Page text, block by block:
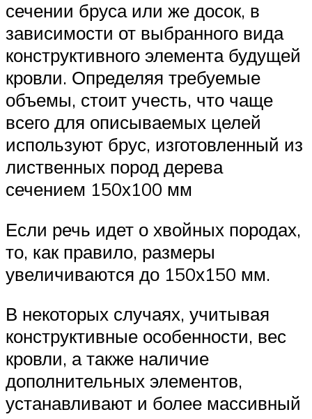
сечении бруса или же досок, в
зависимости от выбранного вида
конструктивного элемента будущей
кровли. Определяя требуемые
объемы, стоит учесть, что чаще
всего для описываемых целей
используют брус, изготовленный из
лиственных пород дерева
сечением 150х100 мм
Если речь идет о хвойных породах,
то, как правило, размеры
увеличиваются до 150х150 мм.
В некоторых случаях, учитывая
конструктивные особенности, вес
кровли, а также наличие
дополнительных элементов,
устанавливают и более массивный